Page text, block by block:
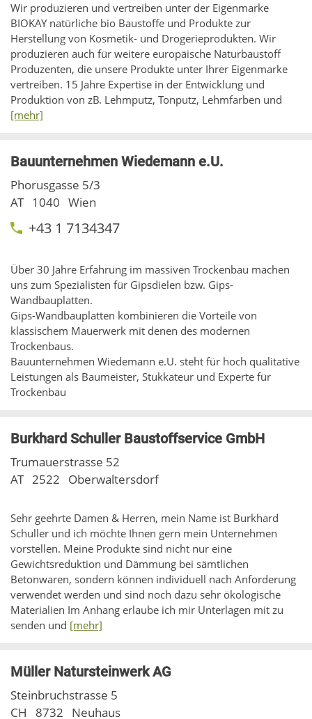
Wir produzieren und vertreiben unter der Eigenmarke
BIOKAY natürliche bio Baustoffe und Produkte zur
Herstellung von Kosmetik- und Drogerieprodukten. Wir
produzieren auch für weitere europäische Naturbaustoff
Produzenten, die unsere Produkte unter Ihrer Eigenmarke
vertreiben. 15 Jahre Expertise in der Entwicklung und
Produktion von zB. Lehmputz, Tonputz, Lehmfarben und
[mehr]
Bauunternehmen Wiedemann e.U.
Phorusgasse 5/3
AT 1040 Wien
+43 1 7134347
Über 30 Jahre Erfahrung im massiven Trockenbau machen
uns zum Spezialisten für Gipsdielen bzw. Gips-
Wandbauplatten.
Gips-Wandbauplatten kombinieren die Vorteile von
klassischem Mauerwerk mit denen des modernen
Trockenbaus.
Bauunternehmen Wiedemann e.U. steht für hoch qualitative
Leistungen als Baumeister, Stukkateur und Experte für
Trockenbau
Burkhard Schuller Baustoffservice GmbH
Trumauerstrasse 52
AT 2522 Oberwaltersdorf
Sehr geehrte Damen & Herren, mein Name ist Burkhard
Schuller und ich möchte Ihnen gern mein Unternehmen
vorstellen. Meine Produkte sind nicht nur eine
Gewichtsreduktion und Dämmung bei sämtlichen
Betonwaren, sondern können individuell nach Anforderung
verwendet werden und sind noch dazu sehr ökologische
Materialien Im Anhang erlaube ich mir Unterlagen mit zu
senden und [mehr]
Müller Natursteinwerk AG
Steinbruchstrasse 5
CH
8732 Neuhaus